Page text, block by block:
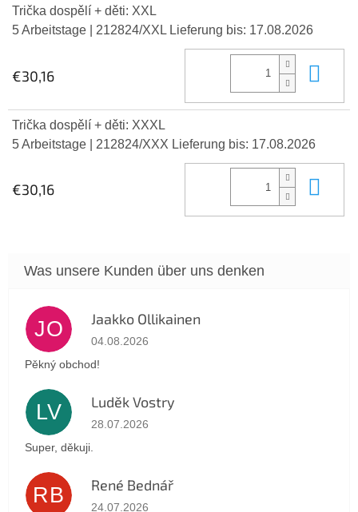
Trička dospělí + děti: XXL
5 Arbeitstage
| 212824/XXL Lieferung bis: 17.08.2026
€30,16
Trička dospělí + děti: XXXL
5 Arbeitstage
| 212824/XXX Lieferung bis: 17.08.2026
€30,16
JO Jaakko Ollikainen
Die Shop-Bewertung beträgt 5 von 5 Sternen.
04.08.2026
Pěkný obchod!
LV Luděk Vostry
Die Shop-Bewertung beträgt 5 von 5 Sternen.
28.07.2026
Super, děkuji.
RB René Bednář
Die Shop-Bewertung beträgt 5 von 5 Sternen.
24.07.2026